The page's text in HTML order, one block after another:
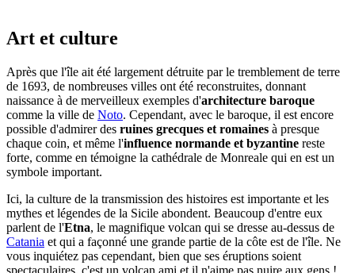
Art et culture
Après que l'île ait été largement détruite par le tremblement de terre
de 1693, de nombreuses villes ont été reconstruites, donnant
naissance à de merveilleux exemples d'architecture baroque
comme la ville de Noto. Cependant, avec le baroque, il est encore
possible d'admirer des ruines grecques et romaines à presque
chaque coin, et même l'influence normande et byzantine reste
forte, comme en témoigne la cathédrale de Monreale qui en est un
symbole important.
Ici, la culture de la transmission des histoires est importante et les
mythes et légendes de la Sicile abondent. Beaucoup d'entre eux
parlent de l'Etna, le magnifique volcan qui se dresse au-dessus de
Catania et qui a façonné une grande partie de la côte est de l'île. Ne
vous inquiétez pas cependant, bien que ses éruptions soient
spectaculaires, c'est un volcan ami et il n'aime pas nuire aux gens !